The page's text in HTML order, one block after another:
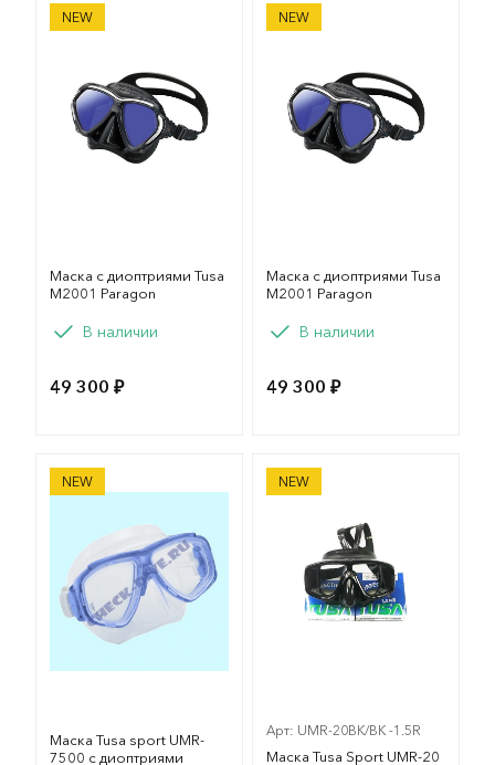
NEW
Маска с диоптриями Tusa M2001 Paragon
Маска с диоптриями Tusa
M2001 Paragon
В наличии
49 300 ₽
NEW
Маска с диоптриями Tusa
Маска с диоптриями Tusa
M2001 Paragon
В наличии
49 300 ₽
NEW
Маска Tusa sport UMR-7500 с диоптриями
Маска Tusa sport UMR-
7500 с диоптриями
NEW
Маска Tusa Sport UMR-20
Арт: UMR-20BK/BK -1.5R
Маска Tusa Sport UMR-20